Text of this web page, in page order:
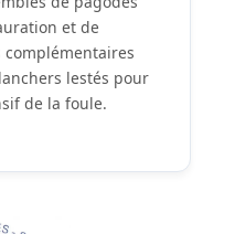
et de
lestés pour
de la foule.